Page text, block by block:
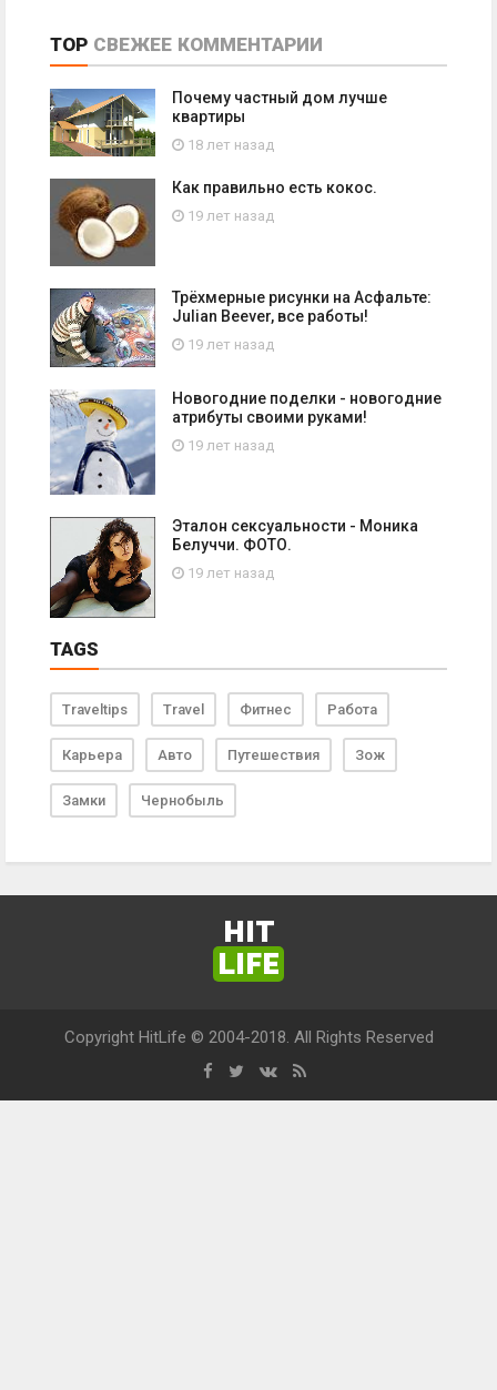
TOP СВЕЖЕЕ КОММЕНТАРИИ
Почему частный дом лучше
квартиры
18 лет назад
Как правильно есть кокос.
19 лет назад
Трёхмерные рисунки на Асфальте:
Julian Beever, все работы!
19 лет назад
Новогодние поделки - новогодние
атрибуты своими руками!
19 лет назад
Эталон сексуальности - Моника
Белуччи. ФОТО.
19 лет назад
TAGS
Traveltips Travel Фитнес Работа
Карьера Авто Путешествия Зож
Замки Чернобыль
HIT
LIFE
Copyright HitLife © 2004-2018. All Rights Reserved